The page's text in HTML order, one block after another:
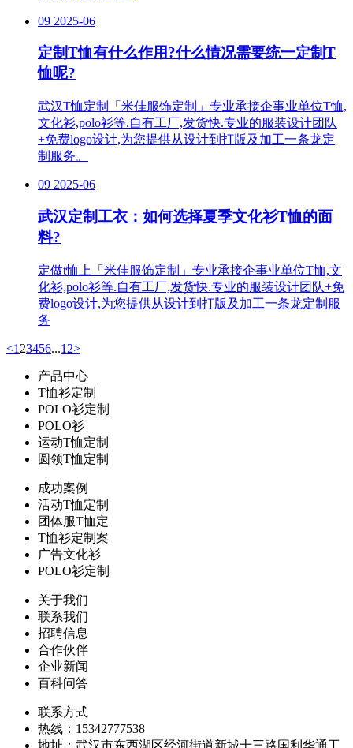
09 2025-06
定制T恤有什么作用?什么情况需要统一定制T
恤呢?
武汉T恤定制「米佳服饰定制」专业承接企事业单位T恤,
文化衫,polo衫等.自有工厂,发货快.专业的服装设计团队
+免费logo设计,为您提供从设计到打版及加工一条龙定
制服务。
09 2025-06
武汉定制工衣：如何选择夏季文化衫T恤的面
料?
定做t恤上「米佳服饰定制」专业承接企事业单位T恤,文
化衫,polo衫等.自有工厂,发货快.专业的服装设计团队+免
费logo设计,为您提供从设计到打版及加工一条龙定制服
务
<1 23456...12>
产品中心
T恤衫定制
POLO衫定制
POLO衫
运动T恤定制
圆领T恤定制
成功案例
活动T恤定制
团体服T恤定
T恤衫定制案
广告文化衫
POLO衫定制
关于我们
联系我们
招聘信息
合作伙伴
企业新闻
百科问答
联系方式
热线：15342777538
地址：武汉市东西湖区经河街道新城十三路国利华通工